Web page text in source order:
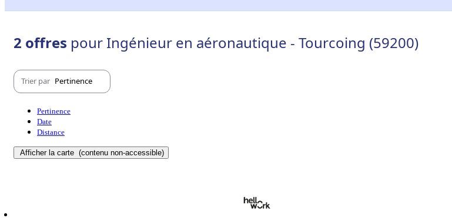
2 offres pour Ingénieur en aéronautique - Tourcoing (59200)
Trier par Pertinence
Pertinence
Date
Distance
Afficher la carte (contenu non-accessible)